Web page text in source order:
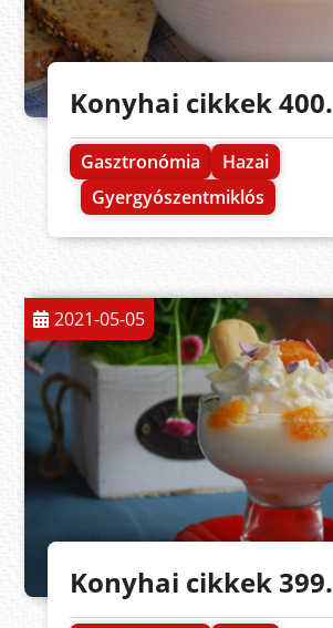
Konyhai cikkek 400.
Gasztronómia
Hazai
Gyergyószentmiklós
2021-05-05
Konyhai cikkek 399.